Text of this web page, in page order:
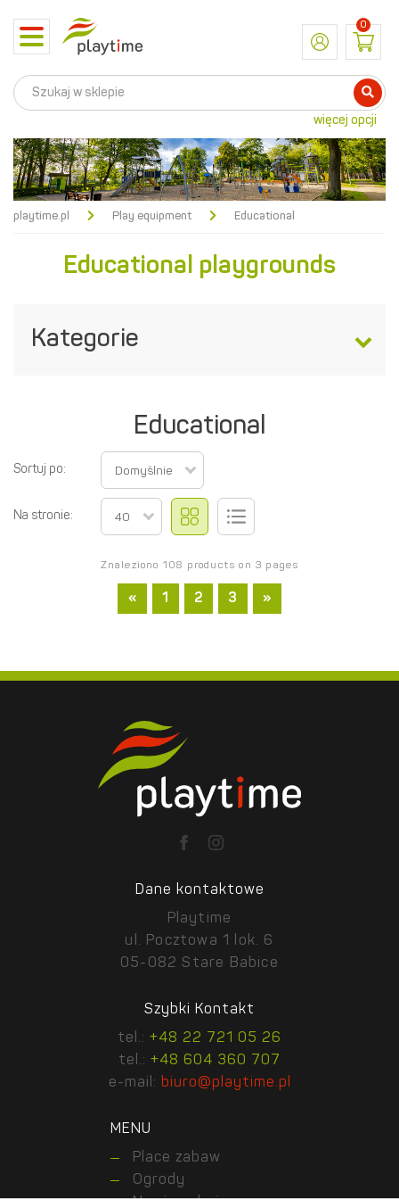
Toggle
navigation
0
więcej opcji
playtime.pl Play equipment Educational
Educational playgrounds
Kategorie
Educational
Sortuj po: Domyślnie
Na stronie: 40
Znaleziono 108 products on 3 pages
« 1 2 3 »
Dane kontaktowe
Playtime
ul. Pocztowa 1 lok. 6
05-082 Stare Babice
Szybki Kontakt
tel.: +48 22 721 05 26
tel.: +48 604 360 707
e-mail: biuro@playtime.pl
MENU
Place zabaw
Ogrody